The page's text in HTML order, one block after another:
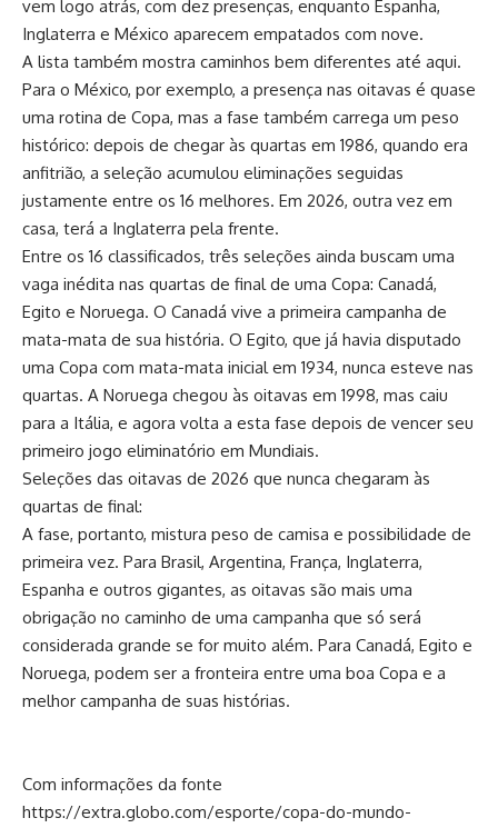
vem logo atrás, com dez presenças, enquanto Espanha,
Inglaterra e México aparecem empatados com nove.
A lista também mostra caminhos bem diferentes até aqui.
Para o México, por exemplo, a presença nas oitavas é quase
uma rotina de Copa, mas a fase também carrega um peso
histórico: depois de chegar às quartas em 1986, quando era
anfitrião, a seleção acumulou eliminações seguidas
justamente entre os 16 melhores. Em 2026, outra vez em
casa, terá a Inglaterra pela frente.
Entre os 16 classificados, três seleções ainda buscam uma
vaga inédita nas quartas de final de uma Copa: Canadá,
Egito e Noruega. O Canadá vive a primeira campanha de
mata-mata de sua história. O Egito, que já havia disputado
uma Copa com mata-mata inicial em 1934, nunca esteve nas
quartas. A Noruega chegou às oitavas em 1998, mas caiu
para a Itália, e agora volta a esta fase depois de vencer seu
primeiro jogo eliminatório em Mundiais.
Seleções das oitavas de 2026 que nunca chegaram às
quartas de final:
A fase, portanto, mistura peso de camisa e possibilidade de
primeira vez. Para Brasil, Argentina, França, Inglaterra,
Espanha e outros gigantes, as oitavas são mais uma
obrigação no caminho de uma campanha que só será
considerada grande se for muito além. Para Canadá, Egito e
Noruega, podem ser a fronteira entre uma boa Copa e a
melhor campanha de suas histórias.
Com informações da fonte
https://extra.globo.com/esporte/copa-do-mundo-